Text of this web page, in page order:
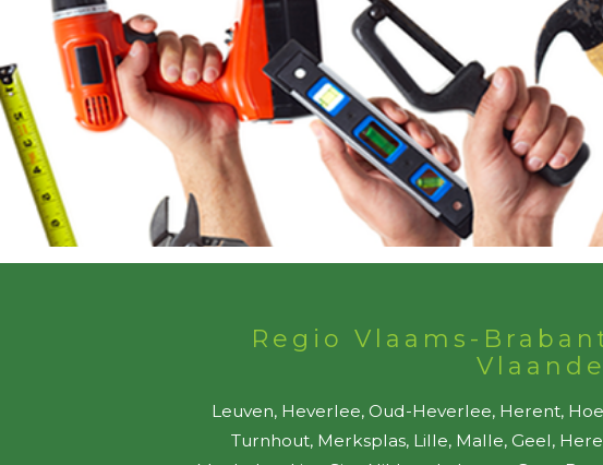
Regio Vlaams-
Leuven, Heverlee, Oud-Heverlee, Herent,
Turnhout, Merksplas, Lille, Malle, Geel,